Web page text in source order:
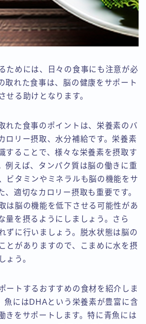
ためには、日々の食事にも注意が必
取れた食事は、脳の健康をサポート
せる助けとなります。
れた食事のポイントは、栄養素のバ
ロリー摂取、水分補給です。栄養素
することで、様々な栄養素を摂取す
例えば、タンパク質は脳の働きに重
ビタミンやミネラルも脳の機能をサ
、適切なカロリー摂取も重要です。
は脳の機能を低下させる可能性があ
量を摂るようにしましょう。さら
ずに行いましょう。脱水状態は脳の
とがありますので、こまめに水を摂
ょう。
ートするおすすめの食材を紹介しま
魚にはDHAという栄養素が豊富に含
きをサポートします。特に青魚には